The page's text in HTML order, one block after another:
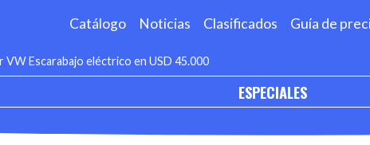
Catálogo Noticias Clasificados Guía de
VW Escarabajo eléctrico en USD 45.000
ESPECIALES